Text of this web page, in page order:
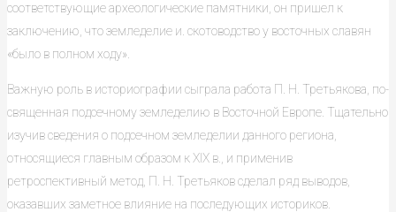
соответствующие археологиче­ские памятники, он пришел к
заключению, что земледелие и. скотоводство у восточных славян
«было в полном ходу».
Важную роль в историографии сыграла работа П. Н. Третьякова, по­
священная подсечному земледелию в Восточной Европе. Тщательно
изучив сведения о подсечном земледелии данного региона,
относящиеся главным образом к XIX в., и применив
ретроспективный метод, П. Н. Третьяков сде­лал ряд выводов,
оказавших заметное влияние на последующих историков.